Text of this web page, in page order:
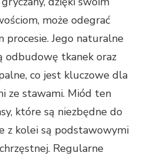
może odegrać
Jego naturalne
odbudowę tkanek oraz
co jest kluczowe dla
ze stawami. Miód ten
które są niezbędne do
z kolei są podstawowymi
Regularne